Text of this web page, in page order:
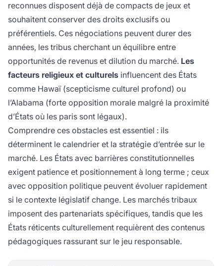
reconnues disposent déjà de compacts de jeux et
souhaitent conserver des droits exclusifs ou
préférentiels. Ces négociations peuvent durer des
années, les tribus cherchant un équilibre entre
opportunités de revenus et dilution du marché. Les
facteurs religieux et culturels influencent des États
comme Hawaï (scepticisme culturel profond) ou
l’Alabama (forte opposition morale malgré la proximité
d’États où les paris sont légaux).
Comprendre ces obstacles est essentiel : ils
déterminent le calendrier et la stratégie d’entrée sur le
marché. Les États avec barrières constitutionnelles
exigent patience et positionnement à long terme ; ceux
avec opposition politique peuvent évoluer rapidement
si le contexte législatif change. Les marchés tribaux
imposent des partenariats spécifiques, tandis que les
États réticents culturellement requièrent des contenus
pédagogiques rassurant sur le jeu responsable.